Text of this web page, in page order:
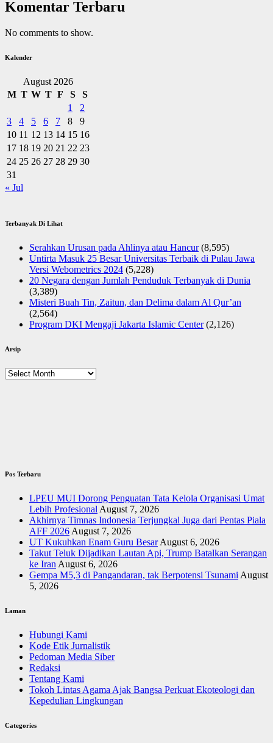
Komentar Terbaru
No comments to show.
Kalender
August 2026
M T W T F S
S
1
2
3
4 5 6 7 8
9
10 11 12 13 14 15 16
17 18 19 20 21 22 23
24 25 26 27 28 29 30
31
« Jul
Terbanyak Di Lihat
Serahkan Urusan pada Ahlinya atau Hancur (8,595)
Untirta Masuk 25 Besar Universitas Terbaik di Pulau Jawa
Versi Webometrics 2024 (5,228)
20 Negara dengan Jumlah Penduduk Terbanyak di Dunia
(3,389)
Misteri Buah Tin, Zaitun, dan Delima dalam Al Qur’an
(2,564)
Program DKI Mengaji Jakarta Islamic Center (2,126)
Arsip
Arsip
Pos Terbaru
LPEU MUI Dorong Penguatan Tata Kelola Organisasi Umat
Lebih Profesional August 7, 2026
Akhirnya Timnas Indonesia Terjungkal Juga dari Pentas Piala
AFF 2026 August 7, 2026
UT Kukuhkan Enam Guru Besar August 6, 2026
Takut Teluk Dijadikan Lautan Api, Trump Batalkan Serangan
ke Iran August 6, 2026
Gempa M5,3 di Pangandaran, tak Berpotensi Tsunami August
5, 2026
Laman
Hubungi Kami
Kode Etik Jurnalistik
Pedoman Media Siber
Redaksi
Tentang Kami
Tokoh Lintas Agama Ajak Bangsa Perkuat Ekoteologi dan
Kepedulian Lingkungan
Categories